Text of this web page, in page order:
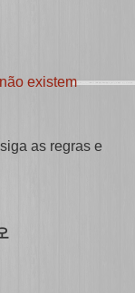
existem
as regras e